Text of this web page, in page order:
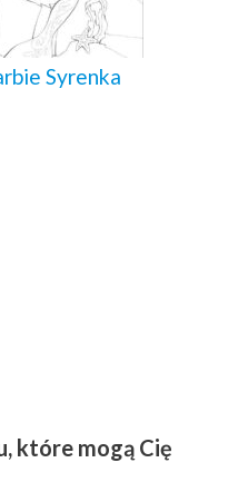
Syrenka
które mogą Cię